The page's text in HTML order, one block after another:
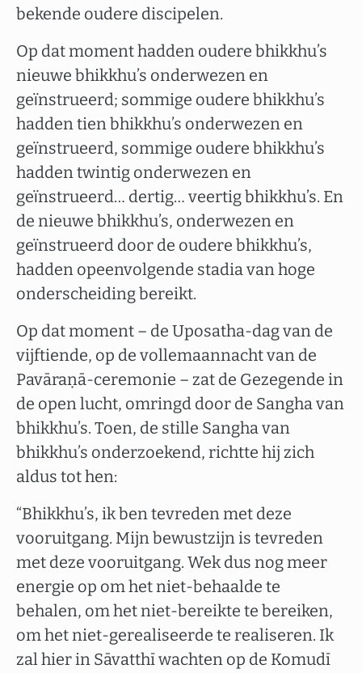
bekende oudere discipelen.
Op dat moment hadden oudere bhikkhu’s
nieuwe bhikkhu’s onderwezen en
geïnstrueerd; sommige oudere bhikkhu’s
hadden tien bhikkhu’s onderwezen en
geïnstrueerd, sommige oudere bhikkhu’s
hadden twintig onderwezen en
geïnstrueerd… dertig… veertig bhikkhu’s. En
de nieuwe bhikkhu’s, onderwezen en
geïnstrueerd door de oudere bhikkhu’s,
hadden opeenvolgende stadia van hoge
onderscheiding bereikt.
Op dat moment – de Uposatha-dag van de
vijftiende, op de vollemaannacht van de
Pavāraṇā-ceremonie – zat de Gezegende in
de open lucht, omringd door de Sangha van
bhikkhu’s. Toen, de stille Sangha van
bhikkhu’s onderzoekend, richtte hij zich
aldus tot hen:
“Bhikkhu’s, ik ben tevreden met deze
vooruitgang. Mijn bewustzijn is tevreden
met deze vooruitgang. Wek dus nog meer
energie op om het niet-behaalde te
behalen, om het niet-bereikte te bereiken,
om het niet-gerealiseerde te realiseren. Ik
zal hier in Sāvatthī wachten op de Komudī